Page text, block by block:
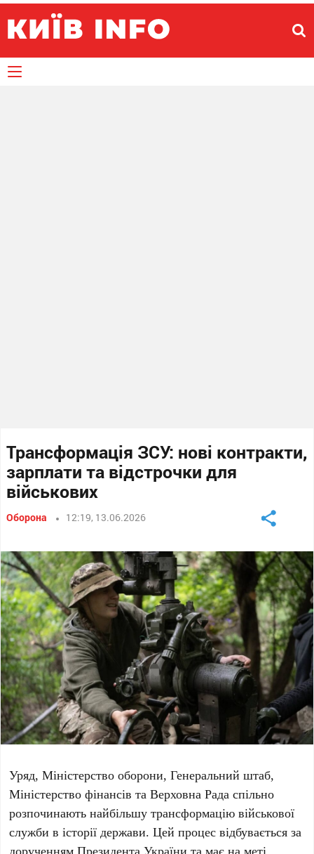
Трансформація ЗСУ: нові контракти,
зарплати та відстрочки для
військових
Оборона 12:19, 13.06.2026
Уряд, Міністерство оборони, Генеральний штаб,
Міністерство фінансів та Верховна Рада спільно
розпочинають найбільшу трансформацію військової
служби в історії держави. Цей процес відбувається за